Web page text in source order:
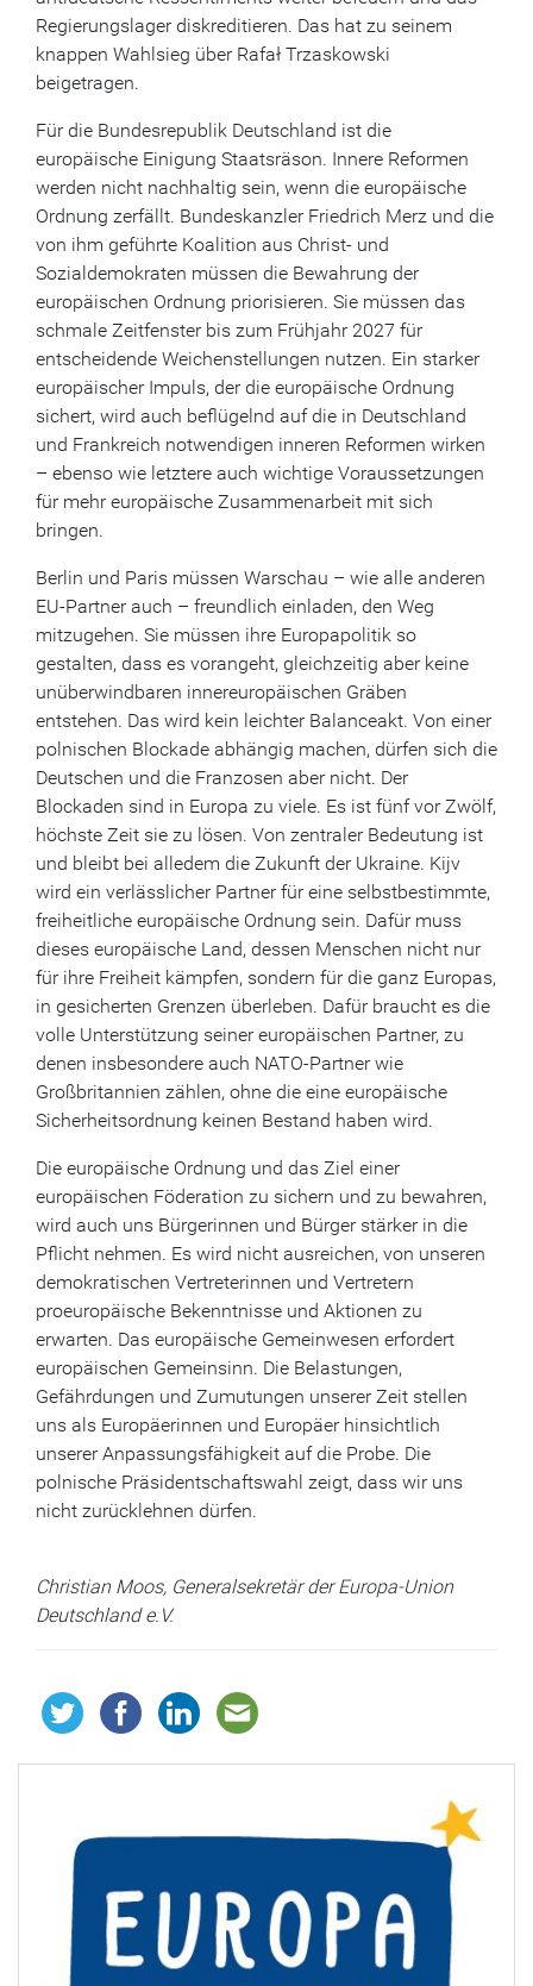
Regierungslager diskreditieren. Das hat zu seinem
knappen Wahlsieg über Rafał Trzaskowski
beigetragen.
Für die Bundesrepublik Deutschland ist die
europäische Einigung Staatsräson. Innere Reformen
werden nicht nachhaltig sein, wenn die europäische
Ordnung zerfällt. Bundeskanzler Friedrich Merz und die
von ihm geführte Koalition aus Christ- und
Sozialdemokraten müssen die Bewahrung der
europäischen Ordnung priorisieren. Sie müssen das
schmale Zeitfenster bis zum Frühjahr 2027 für
entscheidende Weichenstellungen nutzen. Ein starker
europäischer Impuls, der die europäische Ordnung
sichert, wird auch beflügelnd auf die in Deutschland
und Frankreich notwendigen inneren Reformen wirken
– ebenso wie letztere auch wichtige Voraussetzungen
für mehr europäische Zusammenarbeit mit sich
bringen.
Berlin und Paris müssen Warschau – wie alle anderen
EU-Partner auch – freundlich einladen, den Weg
mitzugehen. Sie müssen ihre Europapolitik so
gestalten, dass es vorangeht, gleichzeitig aber keine
unüberwindbaren innereuropäischen Gräben
entstehen. Das wird kein leichter Balanceakt. Von einer
polnischen Blockade abhängig machen, dürfen sich die
Deutschen und die Franzosen aber nicht. Der
Blockaden sind in Europa zu viele. Es ist fünf vor Zwölf,
höchste Zeit sie zu lösen. Von zentraler Bedeutung ist
und bleibt bei alledem die Zukunft der Ukraine. Kijv
wird ein verlässlicher Partner für eine selbstbestimmte,
freiheitliche europäische Ordnung sein. Dafür muss
dieses europäische Land, dessen Menschen nicht nur
für ihre Freiheit kämpfen, sondern für die ganz Europas,
in gesicherten Grenzen überleben. Dafür braucht es die
volle Unterstützung seiner europäischen Partner, zu
denen insbesondere auch NATO-Partner wie
Großbritannien zählen, ohne die eine europäische
Sicherheitsordnung keinen Bestand haben wird.
Die europäische Ordnung und das Ziel einer
europäischen Föderation zu sichern und zu bewahren,
wird auch uns Bürgerinnen und Bürger stärker in die
Pflicht nehmen. Es wird nicht ausreichen, von unseren
demokratischen Vertreterinnen und Vertretern
proeuropäische Bekenntnisse und Aktionen zu
erwarten. Das europäische Gemeinwesen erfordert
europäischen Gemeinsinn. Die Belastungen,
Gefährdungen und Zumutungen unserer Zeit stellen
uns als Europäerinnen und Europäer hinsichtlich
unserer Anpassungsfähigkeit auf die Probe. Die
polnische Präsidentschaftswahl zeigt, dass wir uns
nicht zurücklehnen dürfen.
Christian Moos, Generalsekretär der Europa-Union
Deutschland e.V.